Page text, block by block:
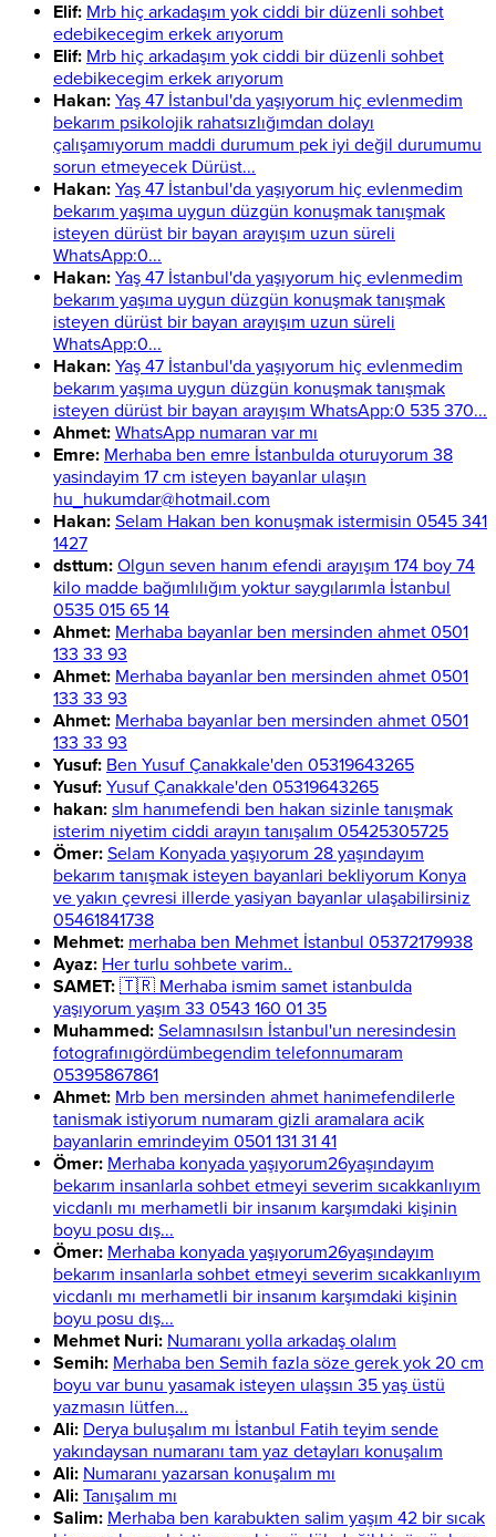
Elif: Mrb hiç arkadaşım yok ciddi bir düzenli sohbet
edebikecegim erkek arıyorum
Elif: Mrb hiç arkadaşım yok ciddi bir düzenli sohbet
edebikecegim erkek arıyorum
Hakan: Yaş 47 İstanbul'da yaşıyorum hiç evlenmedim
bekarım psikolojik rahatsızlığımdan dolayı
çalışamıyorum maddi durumum pek iyi değil durumumu
sorun etmeyecek Dürüst...
Hakan: Yaş 47 İstanbul'da yaşıyorum hiç evlenmedim
bekarım yaşıma uygun düzgün konuşmak tanışmak
isteyen dürüst bir bayan arayışım uzun süreli
WhatsApp:0...
Hakan: Yaş 47 İstanbul'da yaşıyorum hiç evlenmedim
bekarım yaşıma uygun düzgün konuşmak tanışmak
isteyen dürüst bir bayan arayışım uzun süreli
WhatsApp:0...
Hakan: Yaş 47 İstanbul'da yaşıyorum hiç evlenmedim
bekarım yaşıma uygun düzgün konuşmak tanışmak
isteyen dürüst bir bayan arayışım WhatsApp:0 535 370...
Ahmet: WhatsApp numaran var mı
Emre: Merhaba ben emre İstanbulda oturuyorum 38
yasindayim 17 cm isteyen bayanlar ulaşın
hu_hukumdar@hotmail.com
Hakan: Selam Hakan ben konuşmak istermisin 0545 341
1427
dsttum: Olgun seven hanım efendi arayışım 174 boy 74
kilo madde bağımlılığım yoktur saygılarımla İstanbul
0535 015 65 14
Ahmet: Merhaba bayanlar ben mersinden ahmet 0501
133 33 93
Ahmet: Merhaba bayanlar ben mersinden ahmet 0501
133 33 93
Ahmet: Merhaba bayanlar ben mersinden ahmet 0501
133 33 93
Yusuf: Ben Yusuf Çanakkale'den 05319643265
Yusuf: Yusuf Çanakkale'den 05319643265
hakan: slm hanımefendi ben hakan sizinle tanışmak
isterim niyetim ciddi arayın tanışalım 05425305725
Ömer: Selam Konyada yaşıyorum 28 yaşındayım
bekarım tanışmak isteyen bayanlari bekliyorum Konya
ve yakın çevresi illerde yasiyan bayanlar ulaşabilirsiniz
05461841738
Mehmet: merhaba ben Mehmet İstanbul 05372179938
Ayaz: Her turlu sohbete varim..
SAMET: 🇹🇷 Merhaba ismim samet istanbulda
yaşıyorum yaşım 33 0543 160 01 35
Muhammed: Selamnasılsın İstanbul'un neresindesin
fotografınıgördümbegendim telefonnumaram
05395867861
Ahmet: Mrb ben mersinden ahmet hanimefendilerle
tanismak istiyorum numaram gizli aramalara acik
bayanlarin emrindeyim 0501 131 31 41
Ömer: Merhaba konyada yaşıyorum26yaşındayım
bekarım insanlarla sohbet etmeyi severim sıcakkanlıyım
vicdanlı mı merhametli bir insanım karşımdaki kişinin
boyu posu dış...
Ömer: Merhaba konyada yaşıyorum26yaşındayım
bekarım insanlarla sohbet etmeyi severim sıcakkanlıyım
vicdanlı mı merhametli bir insanım karşımdaki kişinin
boyu posu dış...
Mehmet Nuri: Numaranı yolla arkadaş olalım
Semih: Merhaba ben Semih fazla söze gerek yok 20 cm
boyu var bunu yasamak isteyen ulaşsın 35 yaş üstü
yazmasın lütfen...
Ali: Derya buluşalım mı İstanbul Fatih teyim sende
yakındaysan numaranı tam yaz detayları konuşalım
Ali: Numaranı yazarsan konuşalım mı
Ali: Tanışalım mı
Salim: Merhaba ben karabukten salim yaşım 42 bir sıcak